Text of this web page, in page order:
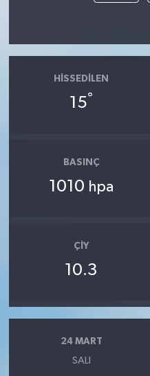
HISSEDILEN
15°
BASINÇ
1010 hpa
ÇIY
10.3
24 MART
SALI